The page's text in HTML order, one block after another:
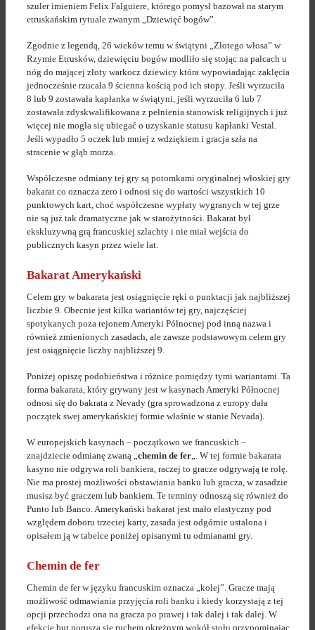
szuler imieniem Felix Falguiere, którego pomysł bazował na starym
etruskańskim rytuale zwanym „Dziewięć bogów”.
Zgodnie z legendą, 26 wieków temu w świątyni „Złotego włosa” w
Rzymie Etrusków, dziewięciu bogów modliło się stojąc na palcach u
nóg do mającej złoty warkocz dziewicy która wypowiadając zaklęcia
jednocześnie rzucała 9 ścienna kością pod ich stopy. Jeśli wyrzuciła
8 lub 9 zostawała kapłanka w świątyni, jeśli wyrzuciła 6 lub 7
zostawała zdyskwalifikowana z pełnienia stanowisk religijnych i już
więcej nie mogła się ubiegać o uzyskanie statusu kapłanki Vestal.
Jeśli wypadło 5 oczek lub mniej z wdziękiem i gracja szła na
stracenie w głąb morza.
Współczesne odmiany tej gry są potomkami oryginalnej włoskiej gry
bakarat co oznacza zero i odnosi się do wartości wszystkich 10
punktowych kart, choć współczesne wypłaty wygranych w tej grze
nie są już tak dramatyczne jak w starożytności. Bakarat był
ekskluzywną grą francuskiej szlachty i nie miał wejścia do
publicznych kasyn przez wiele lat.
Bakarat Amerykański
Celem gry w bakarata jest osiągnięcie ręki o punktacji jak najbliższej
liczbie 9. Obecnie jest kilka wariantów tej gry, najczęściej
spotykanych poza rejonem Ameryki Północnej pod inną nazwa i
również zmienionych zasadach, ale zawsze podstawowym celem gry
jest osiągnięcie liczby najbliższej 9.
Poniżej opiszę podobieństwa i różnice pomiędzy tymi wariantami. Ta
forma bakarata, który grywany jest w kasynach Ameryki Północnej
odnosi się do bakrata z Nevady (gra sprowadzona z europy dała
początek swej amerykańskiej formie właśnie w stanie Nevada).
W europejskich kasynach – początkowo we francuskich –
znajdziecie odmianę zwaną „chemin de fer„. W tej formie bakarata
kasyno nie odgrywa roli bankiera, raczej to gracze odgrywają te rolę.
Nie ma prostej możliwości obstawiania banku lub gracza, w zasadzie
musisz być graczem lub bankiem. Te terminy odnoszą się również do
Punto lub Banco. Amerykański bakarat jest mało elastyczny pod
względem doboru trzeciej karty, zasada jest odgórnie ustalona i
opisałem ją w tabelce poniżej opisanymi tu odmianami gry.
Chemin de fer
Chemin de fer w języku francuskim oznacza „kolej”. Gracze mają
możliwość odmawiania przyjęcia roli banku i kiedy korzystają z tej
opcji przechodzi ona na gracza po prawej i tak dalej i tak dalej. W
efekcie but porusza się ruchem okrężnym wokół stołu przypominając